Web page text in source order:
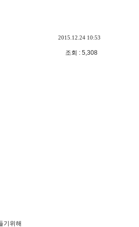
2015.12.24 10:53
조회 : 5,308
기위해